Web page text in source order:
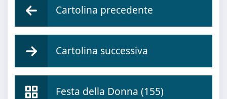
Cartolina precedente
Cartolina successiva
Festa della Donna (155)